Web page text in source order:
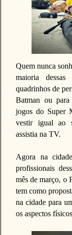
Quem nunca
maioria
quadrinhos de
Batman ou
jogos do Super
vestir igual ao
assistia na TV.
Agora na
profissionais
mês de março, o
tem como
na cidade para
os aspectos